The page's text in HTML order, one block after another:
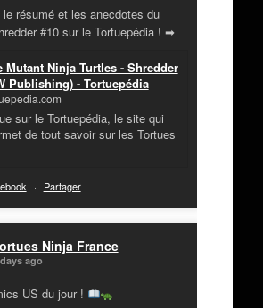
le résumé et les anecdotes du
#10 sur le Tortuepédia ! ➡
Mutant Ninja Turtles - Shredder
Publishing) - Tortuepédia
sur le Tortuepédia, le site qui
de tout savoir sur les Tortues
· Partager
Ninja France
ago
US du jour !